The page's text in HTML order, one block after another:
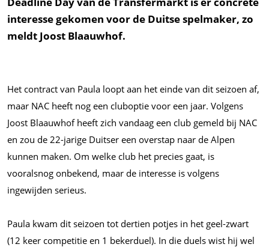
interesse gekomen voor de Duitse spelmaker, zo
meldt Joost Blaauwhof.
Het contract van Paula loopt aan het einde van dit seizoen af,
maar NAC heeft nog een cluboptie voor een jaar. Volgens
Joost Blaauwhof heeft zich vandaag een club gemeld bij NAC
en zou de 22-jarige Duitser een overstap naar de Alpen
kunnen maken. Om welke club het precies gaat, is
vooralsnog onbekend, maar de interesse is volgens
ingewijden serieus.
Paula kwam dit seizoen tot dertien potjes in het geel-zwart
(12 keer competitie en 1 bekerduel). In die duels wist hij wel